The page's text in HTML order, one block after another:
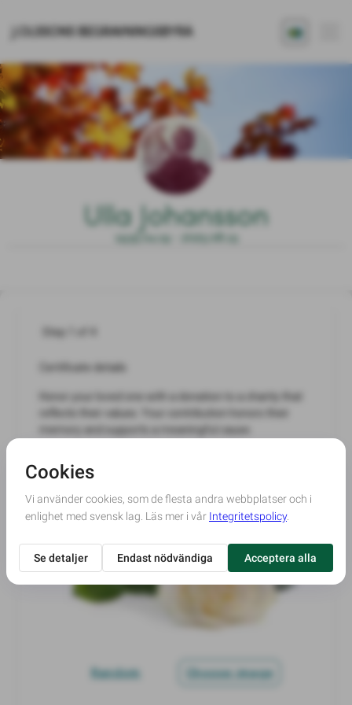
J.OLSSONS BEGRAVNINGSBYRÅ
Ulla Johansson
1935.04.19 - 2025.08.15